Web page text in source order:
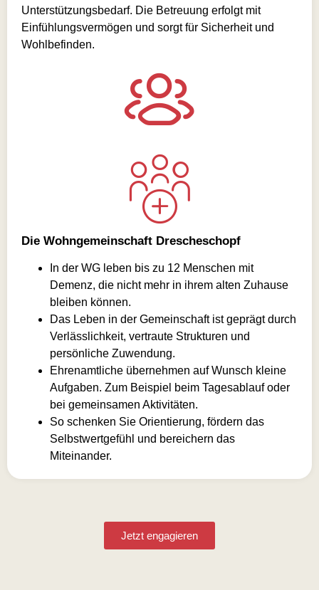
Unterstützungsbedarf. Die Betreuung erfolgt mit
Einfühlungsvermögen und sorgt für Sicherheit und
Wohlbefinden.
Die Wohngemeinschaft Drescheschopf
In der WG leben bis zu 12 Menschen mit
Demenz, die nicht mehr in ihrem alten Zuhause
bleiben können.
Das Leben in der Gemeinschaft ist geprägt durch
Verlässlichkeit, vertraute Strukturen und
persönliche Zuwendung.
Ehrenamtliche übernehmen auf Wunsch kleine
Aufgaben. Zum Beispiel beim Tagesablauf oder
bei gemeinsamen Aktivitäten.
So schenken Sie Orientierung, fördern das
Selbstwertgefühl und bereichern das
Miteinander.
Jetzt engagieren